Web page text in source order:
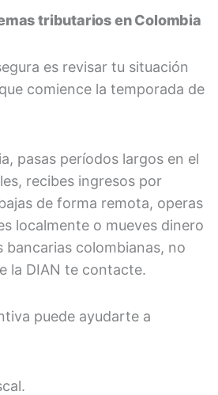
tributarios en Colombia
es revisar tu situación
comience la temporada de
pasas períodos largos en el
recibes ingresos por
de forma remota, operas
localmente o mueves dinero
bancarias colombianas, no
la DIAN te contacte.
puede ayudarte a